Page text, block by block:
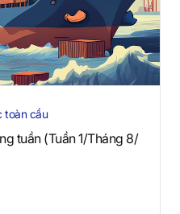
toàn cầu
tuần (Tuần 1/Tháng 8/